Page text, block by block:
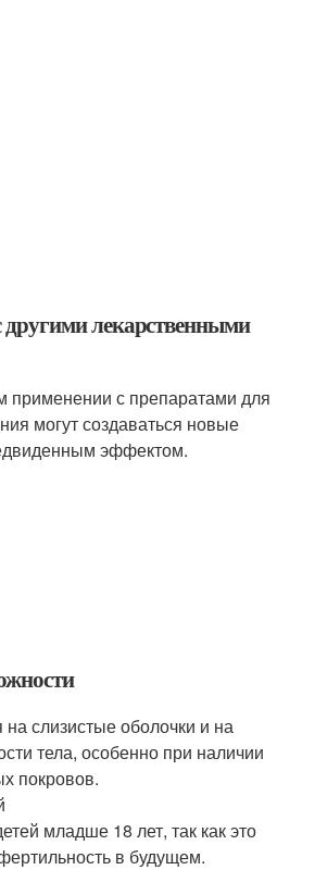
другими лекарственными
с препаратами для
могут создаваться новые
эффектом.
на слизистые оболочки и на
тела, особенно при наличии
покровов.
младше 18 лет, так как это
в будущем.